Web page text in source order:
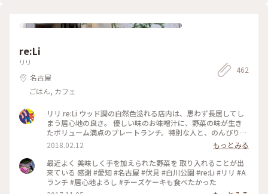
re:Li
リリ
名古屋
ごはん, カフェ
462
リリ re:Li ウッド調の自然色溢れる店内は、思わず長居してし
まう居心地の良さ。 優しい味のお味噌汁に、野菜の味が生き
たボリューム満点のプレートランチ。特別な人と、のんびり憩
いの時間を過ごしてみては？ #ヘルシー#ご飯#プレートランチ
#隠れ家的レストラン#カフェ#大須
2018.02.12
もっとみる
最近よく 美味しく手を加えられた野菜を 取り入れることが出
来ている 感謝 #愛知 #名古屋 #伏見 #白川公園 #re:Li #リリ #A
ランチ #居心地よろし #チーズケーキも食べたかった